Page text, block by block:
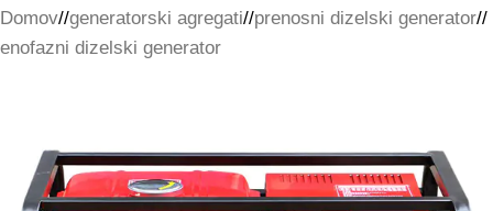
Domov/ generatorski agregati/ prenosni dizelski generator/
enofazni dizelski generator